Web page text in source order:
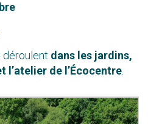
dans les jardins,
l’atelier de l’Écocentre